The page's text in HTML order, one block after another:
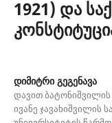
1921) და
დიმიტრი გეგენავა
დავით
ივანე ჯავახიშვილის